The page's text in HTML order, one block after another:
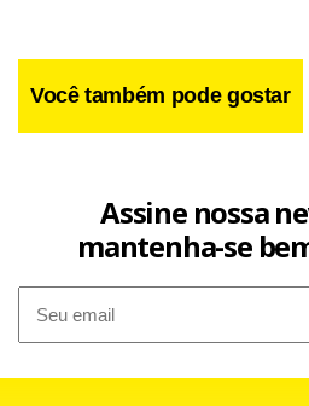
contra Ucrânia
nessa ordem, indicando três
descumprimento pelo BC de seu
2024, a projeção do BC coincide
3,0%. No comunicado e na ata, a
indica que a estratégia é a
Você também pode gostar
Assine nossa
mantenha-se